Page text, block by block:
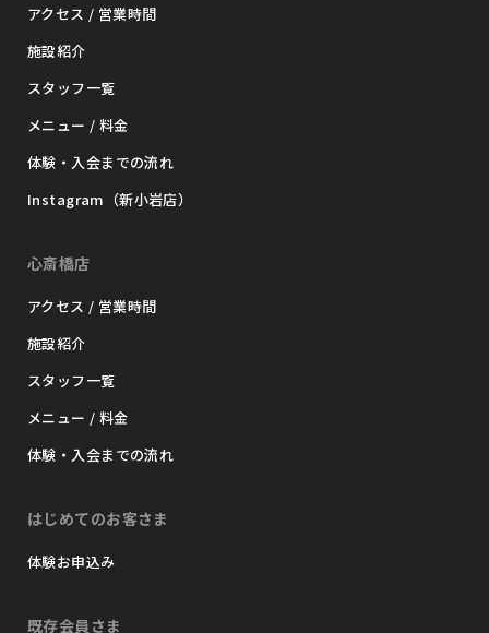
アクセス / 営業時間
施設紹介
スタッフ一覧
メニュー / 料金
体験・入会までの流れ
Instagram（新小岩店）
心斎橋店
アクセス / 営業時間
施設紹介
スタッフ一覧
メニュー / 料金
体験・入会までの流れ
はじめてのお客さま
体験お申込み
既存会員さま